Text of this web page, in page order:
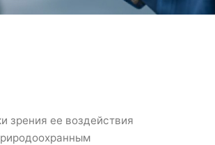
зрения ее воздействия